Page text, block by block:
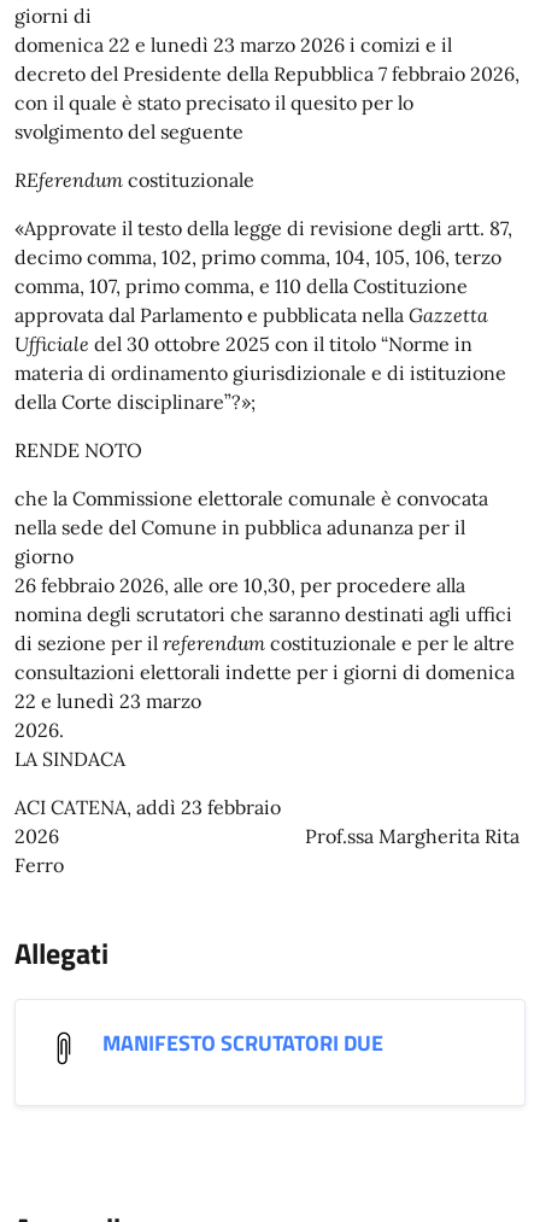
giorni di
domenica 22 e lunedì 23 marzo 2026 i comizi e il
decreto del Presidente della Repubblica 7 febbraio 2026,
con il quale è stato precisato il quesito per lo
svolgimento del seguente
REferendum costituzionale
«Approvate il testo della legge di revisione degli artt. 87,
decimo comma, 102, primo comma, 104, 105, 106, terzo
comma, 107, primo comma, e 110 della Costituzione
approvata dal Parlamento e pubblicata nella Gazzetta
Ufficiale del 30 ottobre 2025 con il titolo “Norme in
materia di ordinamento giurisdizionale e di istituzione
della Corte disciplinare”?»;
RENDE NOTO
che la Commissione elettorale comunale è convocata
nella sede del Comune in pubblica adunanza per il
giorno
26 febbraio 2026, alle ore 10,30, per procedere alla
nomina degli scrutatori che saranno destinati agli uffici
di sezione per il referendum costituzionale e per le altre
consultazioni elettorali indette per i giorni di domenica
22 e lunedì 23 marzo
LA SINDACA
ACI CATENA, addì 23 febbraio
2026 Prof.ssa Margherita Rita
Ferro
Allegati
MANIFESTO SCRUTATORI DUE